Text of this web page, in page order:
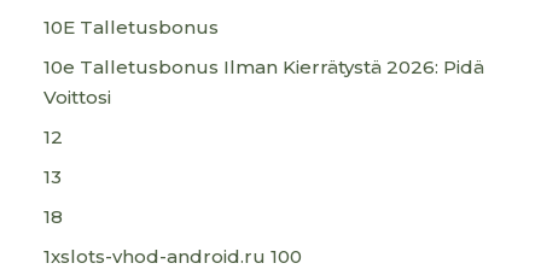
10E Talletusbonus
10e Talletusbonus Ilman Kierrätystä 2026: Pidä
Voittosi
12
13
18
1xslots-vhod-android.ru 100